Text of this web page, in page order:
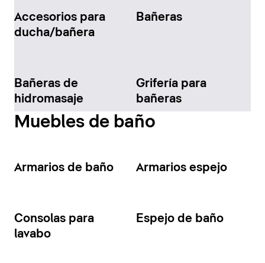
Accesorios para
ducha/bañera
Bañeras
Bañeras de
hidromasaje
Grifería para
bañeras
Muebles de baño
Armarios de baño Armarios espejo
Consolas para
lavabo
Espejo de baño